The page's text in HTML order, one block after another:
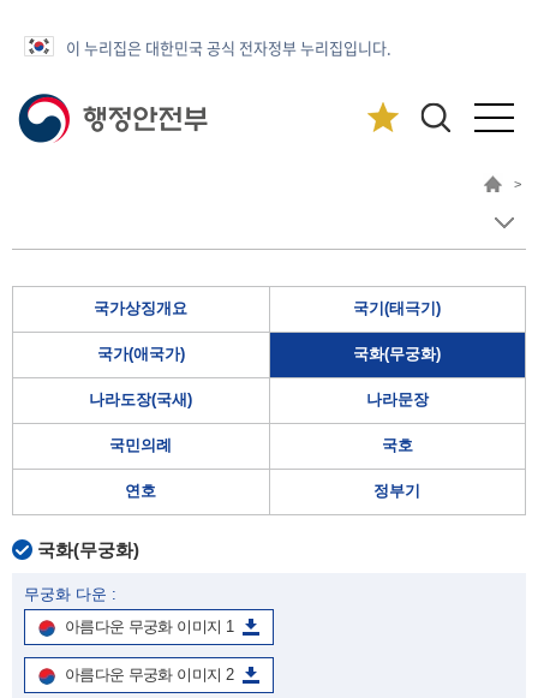
이 누리집은 대한민국 공식 전자정부 누리집입니다.
>
국가상징개요 국기(태극기)
국가(애국가) 국화(무궁화)
나라도장(국새) 나라문장
국민의례 국호
연호 정부기
국화(무궁화)
무궁화 다운 :
아름다운 무궁화 이미지 1
아름다운 무궁화 이미지 2